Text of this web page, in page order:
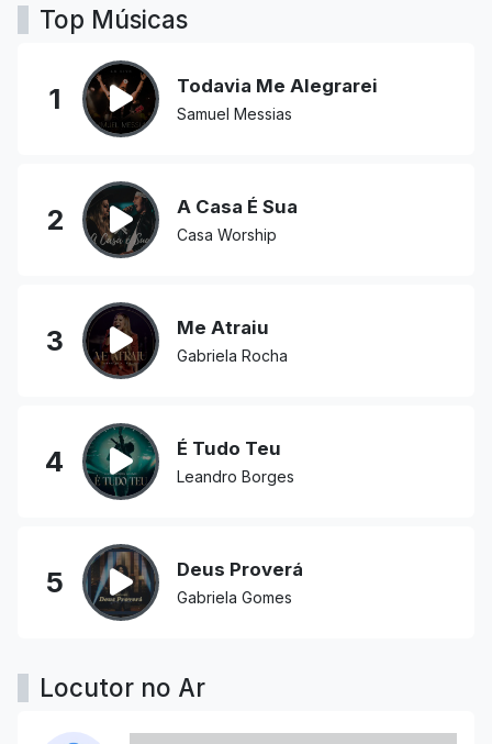
Top Músicas
1 Todavia Me Alegrarei
Samuel Messias
2 A Casa É Sua
Casa Worship
3 Me Atraiu
Gabriela Rocha
4 É Tudo Teu
Leandro Borges
5 Deus Proverá
Gabriela Gomes
Locutor no Ar